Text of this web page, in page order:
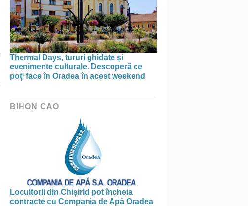
Thermal Days, tururi ghidate și
evenimente culturale. Descoperă ce
poți face în Oradea în acest weekend
BIHON CAO
Locuitorii din Chișirid pot încheia
contracte cu Compania de Apă Oradea